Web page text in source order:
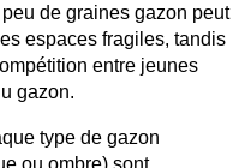
de graines gazon peut
espaces fragiles, tandis
entre jeunes
gazon.
type de gazon